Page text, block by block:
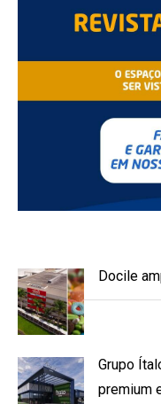
Docile
Grupo
premium